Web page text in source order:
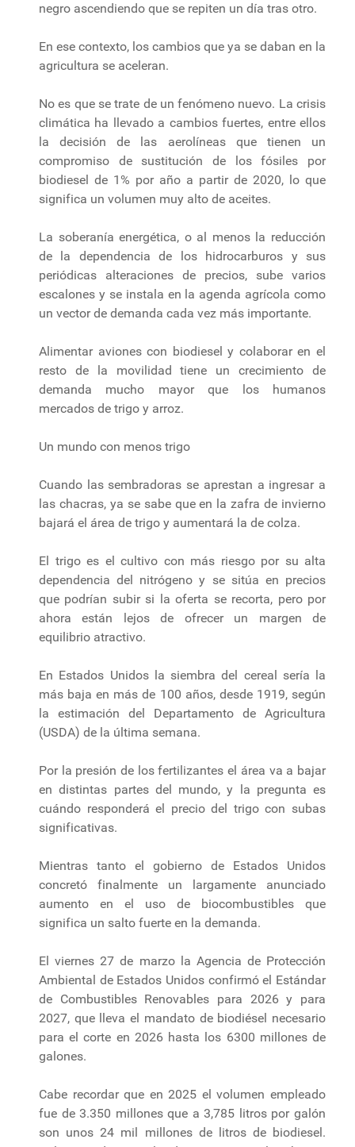
negro ascendiendo que se repiten un día tras otro.
En ese contexto, los cambios que ya se daban en la
agricultura se aceleran.
No es que se trate de un fenómeno nuevo. La crisis
climática ha llevado a cambios fuertes, entre ellos
la decisión de las aerolíneas que tienen un
compromiso de sustitución de los fósiles por
biodiesel de 1% por año a partir de 2020, lo que
significa un volumen muy alto de aceites.
La soberanía energética, o al menos la reducción
de la dependencia de los hidrocarburos y sus
periódicas alteraciones de precios, sube varios
escalones y se instala en la agenda agrícola como
un vector de demanda cada vez más importante.
Alimentar aviones con biodiesel y colaborar en el
resto de la movilidad tiene un crecimiento de
demanda mucho mayor que los humanos
mercados de trigo y arroz.
Un mundo con menos trigo
Cuando las sembradoras se aprestan a ingresar a
las chacras, ya se sabe que en la zafra de invierno
bajará el área de trigo y aumentará la de colza.
El trigo es el cultivo con más riesgo por su alta
dependencia del nitrógeno y se sitúa en precios
que podrían subir si la oferta se recorta, pero por
ahora están lejos de ofrecer un margen de
equilibrio atractivo.
En Estados Unidos la siembra del cereal sería la
más baja en más de 100 años, desde 1919, según
la estimación del Departamento de Agricultura
(USDA) de la última semana.
Por la presión de los fertilizantes el área va a bajar
en distintas partes del mundo, y la pregunta es
cuándo responderá el precio del trigo con subas
significativas.
Mientras tanto el gobierno de Estados Unidos
concretó finalmente un largamente anunciado
aumento en el uso de biocombustibles que
significa un salto fuerte en la demanda.
El viernes 27 de marzo la Agencia de Protección
Ambiental de Estados Unidos confirmó el Estándar
de Combustibles Renovables para 2026 y para
2027, que lleva el mandato de biodiésel necesario
para el corte en 2026 hasta los 6300 millones de
galones.
Cabe recordar que en 2025 el volumen empleado
fue de 3.350 millones que a 3,785 litros por galón
son unos 24 mil millones de litros de biodiesel.